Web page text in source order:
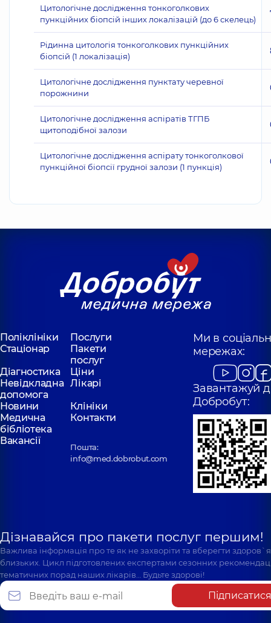
Цитологічне дослідження тонкоголкових
пункційних біопсій інших локалізацій (до 6 скелець)
Рідинна цитологія тонкоголкових пункційних
біопсій (1 локалізація)
Цитологічне дослідження пунктату черевної
порожнини
Цитологічне дослідження аспіратів ТГПБ
щитоподібної залози
Цитологічне дослідження аспірату тонкоголкової
пункційної біопсії грудної залози (1 пункція)
Поліклініки
Послуги
Стаціонар
Пакети
послуг
Діагностика
Ціни
Невідкладна
допомога
Лікарі
Новини
Клініки
Медична
бібліотека
Контакти
Вакансії
Пошта:
info@med.dobrobut.com
Ми в
мережах:
Завантажуй
Добробут:
Дізнавайся про пакети послуг першим!
Важлива інформація про те як не захворіти та вберегти
близьких. Цикл підготовлених експертами сезонних
тематичних порад наших лікарів… Будьте здорові!
Підписатися